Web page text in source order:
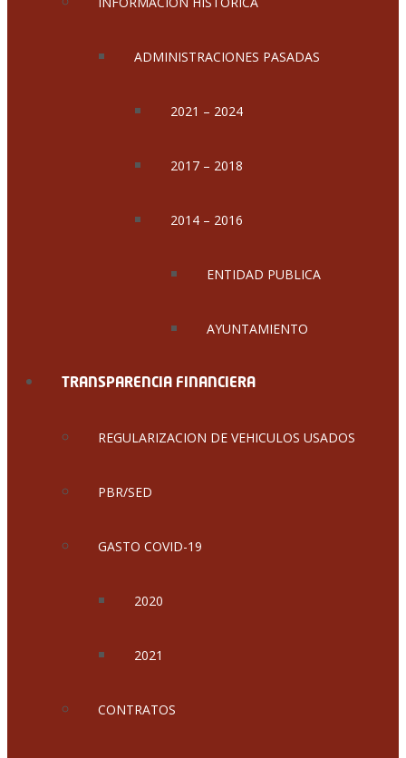
ADMINISTRACIONES PASADAS
2021 – 2024
2017 – 2018
2014 – 2016
ENTIDAD PUBLICA
AYUNTAMIENTO
TRANSPARENCIA FINANCIERA
REGULARIZACION DE VEHICULOS USADOS
PBR/SED
GASTO COVID-19
2020
2021
CONTRATOS